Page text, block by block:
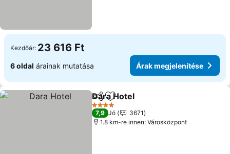
Kezdőár: 23 616 Ft
6 oldal árainak mutatása Árak megjelenítése
Megosztás
Hozzáadás a kedvencekhez
Dara Hotel
4 Kategória
7,9 Jó
3671
1.8 km-re innen: Városközpont